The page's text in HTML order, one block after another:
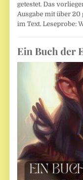
getestet. Das
Ausgabe mit über
im Text. Leseprobe:
Ein Buch der